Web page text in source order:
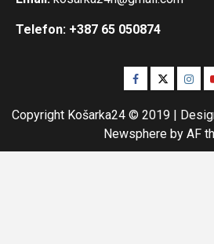
Telefon: +387 65 050874
Facebook
Twitter
Copyright Košarka24 © 2019 |
Newsphereby AF